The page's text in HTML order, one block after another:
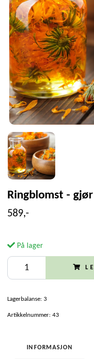
Ringblomst -
589,-
På lager
Lagerbalanse: 3
Artikkelnummer: 43
INFORMASJON